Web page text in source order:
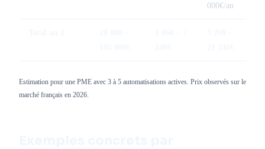
000€/an
Estimation pour une PME avec 3 à 5 automatisations actives. Prix observés sur le
marché français en 2026.